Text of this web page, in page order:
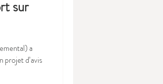
sur
a
d’avis